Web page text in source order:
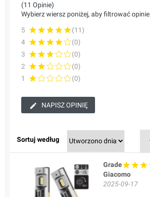
(11 Opinie)
Wybierz wiersz poniżej, aby filtrować opinie.
5
(11)
4
(0)
3
(0)
2
(0)
1
(0)
NAPISZ OPINIĘ
Sortuj według
Grade
Giacomo
2025-09-17